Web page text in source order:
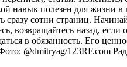
навык полезен для жизни
сразу сотни страниц.
возвращайтесь назад,
в обязанность. Его
@dmitryag/123RF.com